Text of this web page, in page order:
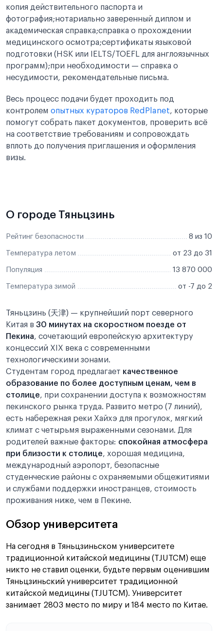
копия действительного паспорта и
фотография;нотариально заверенный диплом и
академическая справка;справка о прохождении
медицинского осмотра;сертификаты языковой
подготовки (HSK или IELTS/TOEFL для англоязычных
программ);при необходимости — справка о
несудимости, рекомендательные письма.
Весь процесс подачи будет проходить под
контролем опытных кураторов RedPlanet, которые
помогут собрать пакет документов, проверить всё
на соответствие требованиям и сопровождать
вплоть до получения приглашения и оформления
визы.
О городе Тяньцзинь
Рейтинг безопасности 8 из 10
Температура летом от 23 до 31
Популяция 13 870 000
Температура зимой от -7 до 2
Тяньцзинь (天津) — крупнейший порт северного
Китая в 30 минутах на скоростном поезде от
Пекина, сочетающий европейскую архитектуру
концессий XIX века с современными
технологическими зонами.
Студентам город предлагает качественное
образование по более доступным ценам, чем в
столице, при сохранении доступа к возможностям
пекинского рынка труда. Развито метро (7 линий),
есть набережная реки Хайхэ для прогулок, мягкий
климат с четырьмя выраженными сезонами. Для
родителей важные факторы: спокойная атмосфера
при близости к столице, хорошая медицина,
международный аэропорт, безопасные
студенческие районы с охраняемыми общежитиями
и службами поддержки иностранцев, стоимость
проживания ниже, чем в Пекине.
Обзор университета
На сегодня в Тяньцзиньском университете
традиционной китайской медицины (TJUTCM) еще
никто не ставил оценки, будьте первым оценившим
Тяньцзиньский университет традиционной
китайской медицины (TJUTCM). Университет
занимает 2803 место по миру и 184 место по Китае.